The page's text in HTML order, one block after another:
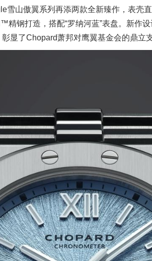
雪山傲翼系列再添两款全新臻作，表壳
精钢打造，搭配“罗纳河蓝”表盘。新作
显了Chopard萧邦对鹰翼基金会的鼎立支